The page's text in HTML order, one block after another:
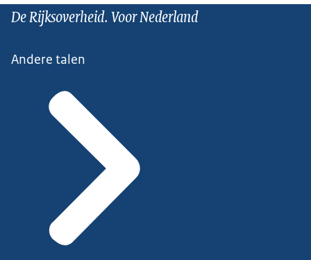
De Rijksoverheid. Voor Nederland
Andere talen